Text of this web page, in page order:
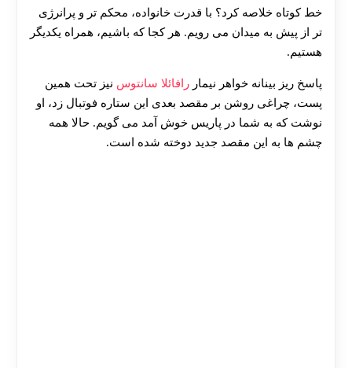
خط کوتاه خلاصه کرد؟ با قدرت خانواده، محکم‌ تر و پرانرژی‌
تر از پیش به میدان می‌ رویم. هر کجا که باشیم، همراه یکدیگر
هستیم.
پاسخ ریز بینانه‌ خواهر نیمار رافائلا سانتوس نیز تحت همین
پست، چراغی روشن بر مقصد بعدی این ستاره‌ فوتبال زد، او
نوشت که به شما در پاریس خوش آمد می‌ گویم. حالا همه‌
چشم‌ ها به این مقصد جدید دوخته شده است.